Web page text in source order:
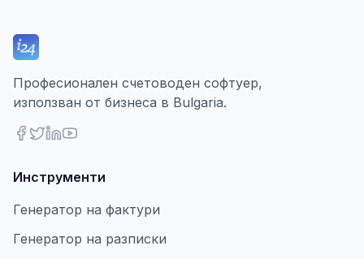
Професионален счетоводен софтуер,
използван от бизнеса в Bulgaria.
Инструменти
Генератор на фактури
Генератор на разписки